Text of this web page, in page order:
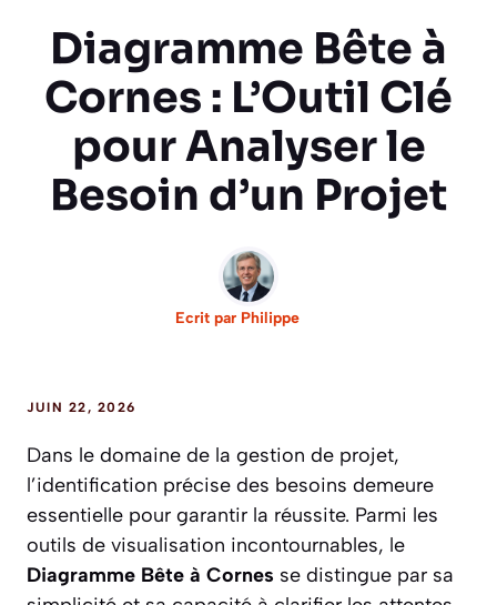
Diagramme Bête à
Cornes : L’Outil Clé
pour Analyser le
Besoin d’un Projet
Ecrit par Philippe
JUIN 22, 2026
Dans le domaine de la gestion de projet,
l’identification précise des besoins demeure
essentielle pour garantir la réussite. Parmi les
outils de visualisation incontournables, le
Diagramme Bête à Cornes se distingue par sa